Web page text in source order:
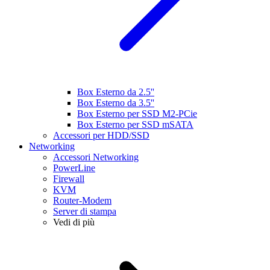
Box Esterno da 2.5''
Box Esterno da 3.5''
Box Esterno per SSD M2-PCie
Box Esterno per SSD mSATA
Accessori per HDD/SSD
Networking
Accessori Networking
PowerLine
Firewall
KVM
Router-Modem
Server di stampa
Vedi di più